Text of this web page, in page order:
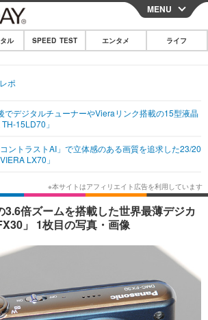
CLOSE
その他
韓国・芸能
スポーツ
グルメ
ショッピング
方法
MENU
ル SPEED TEST エンタメ ライフ
ポ
でデジタルチューナーやVieraリンク搭載の15型液晶
15LD70」
ントラストAI」で立体感のある画質を追求した23/20
LX70」
倍ズームを搭載した世界最薄デジカ
」 1枚目の写真・画像